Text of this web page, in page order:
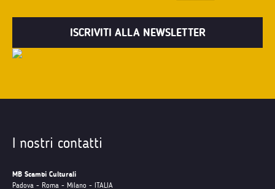
I nostri contatti
MB Scambi Culturali
Padova - Roma - Milano - ITALIA